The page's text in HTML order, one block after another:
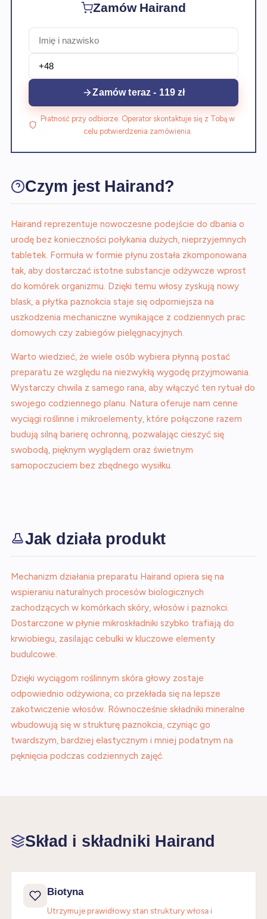
Zamów Hairand
Zamów teraz - 119 zł
Płatność przy odbiorze. Operator skontaktuje się z Tobą w
celu potwierdzenia zamówienia.
Czym jest Hairand?
Hairand reprezentuje nowoczesne podejście do dbania o
urodę bez konieczności połykania dużych, nieprzyjemnych
tabletek. Formuła w formie płynu została zkomponowana
tak, aby dostarczać istotne substancje odżywcze wprost
do komórek organizmu. Dzięki temu włosy zyskują nowy
blask, a płytka paznokcia staje się odporniejsza na
uszkodzenia mechaniczne wynikające z codziennych prac
domowych czy zabiegów pielęgnacyjnych.
Warto wiedzieć, że wiele osób wybiera płynną postać
preparatu ze względu na niezwykłą wygodę przyjmowania.
Wystarczy chwila z samego rana, aby włączyć ten rytuał do
swojego codziennego planu. Natura oferuje nam cenne
wyciągi roślinne i mikroelementy, które połączone razem
budują silną barierę ochronną, pozwalając cieszyć się
swobodą, pięknym wyglądem oraz świetnym
samopoczuciem bez zbędnego wysiłku.
Jak działa produkt
Mechanizm działania preparatu Hairand opiera się na
wspieraniu naturalnych procesów biologicznych
zachodzących w komórkach skóry, włosów i paznokci.
Dostarczone w płynie mikroskładniki szybko trafiają do
krwiobiegu, zasilając cebulki w kluczowe elementy
budulcowe.
Dzięki wyciągom roślinnym skóra głowy zostaje
odpowiednio odżywiona, co przekłada się na lepsze
zakotwiczenie włosów. Równocześnie składniki mineralne
wbudowują się w strukturę paznokcia, czyniąc go
twardszym, bardziej elastycznym i mniej podatnym na
pęknięcia podczas codziennych zajęć.
Skład i składniki Hairand
Biotyna
Utrzymuje prawidłowy stan struktury włosa i